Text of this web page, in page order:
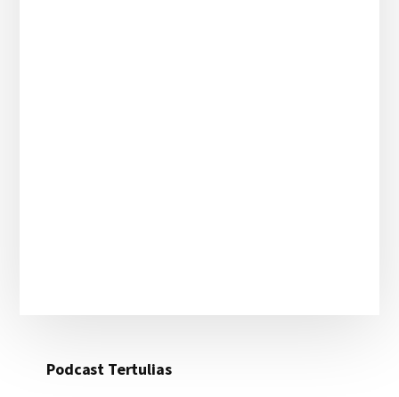
Podcast Tertulias